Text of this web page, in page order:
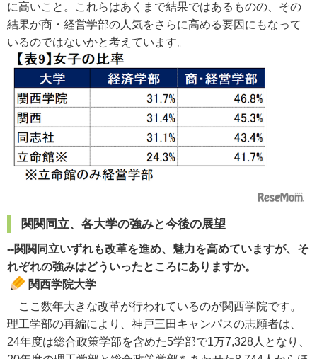
に高いこと。これらはあくまで結果ではあるものの、その
結果が商・経営学部の人気をさらに高める要因にもなって
いるのではないかと考えています。
関関同立、各大学の強みと今後の展望
--関関同立いずれも改革を進め、魅力を高めていますが、そ
れぞれの強みはどういったところにありますか。
関西学院大学
ここ数年大きな改革が行われているのが関西学院です。
理工学部の再編により、神戸三田キャンパスの志願者は、
24年度は総合政策学部を含めた5学部で1万7,328人となり、